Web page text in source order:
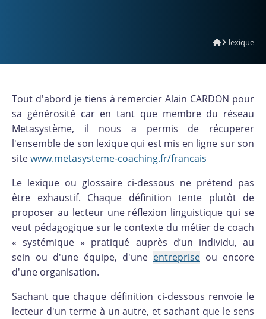
lexique
Tout d'abord je tiens à remercier Alain CARDON pour
sa générosité car en tant que membre du réseau
Metasystème, il nous a permis de récuperer
l'ensemble de son lexique qui est mis en ligne sur son
sitewww.metasysteme-coaching.fr/francais
Le lexique ou glossaire ci-dessous ne prétend pas
être exhaustif. Chaque définition tente plutôt de
proposer au lecteur une réflexion linguistique qui se
veut pédagogique sur le contexte du métier de coach
« systémique » pratiqué auprès d’un individu, au
sein ou d'une équipe, d'une entreprise ou encore
d'une organisation.
Sachant que chaque définition ci-dessous renvoie le
lecteur d'un terme à un autre, et sachant que le sens